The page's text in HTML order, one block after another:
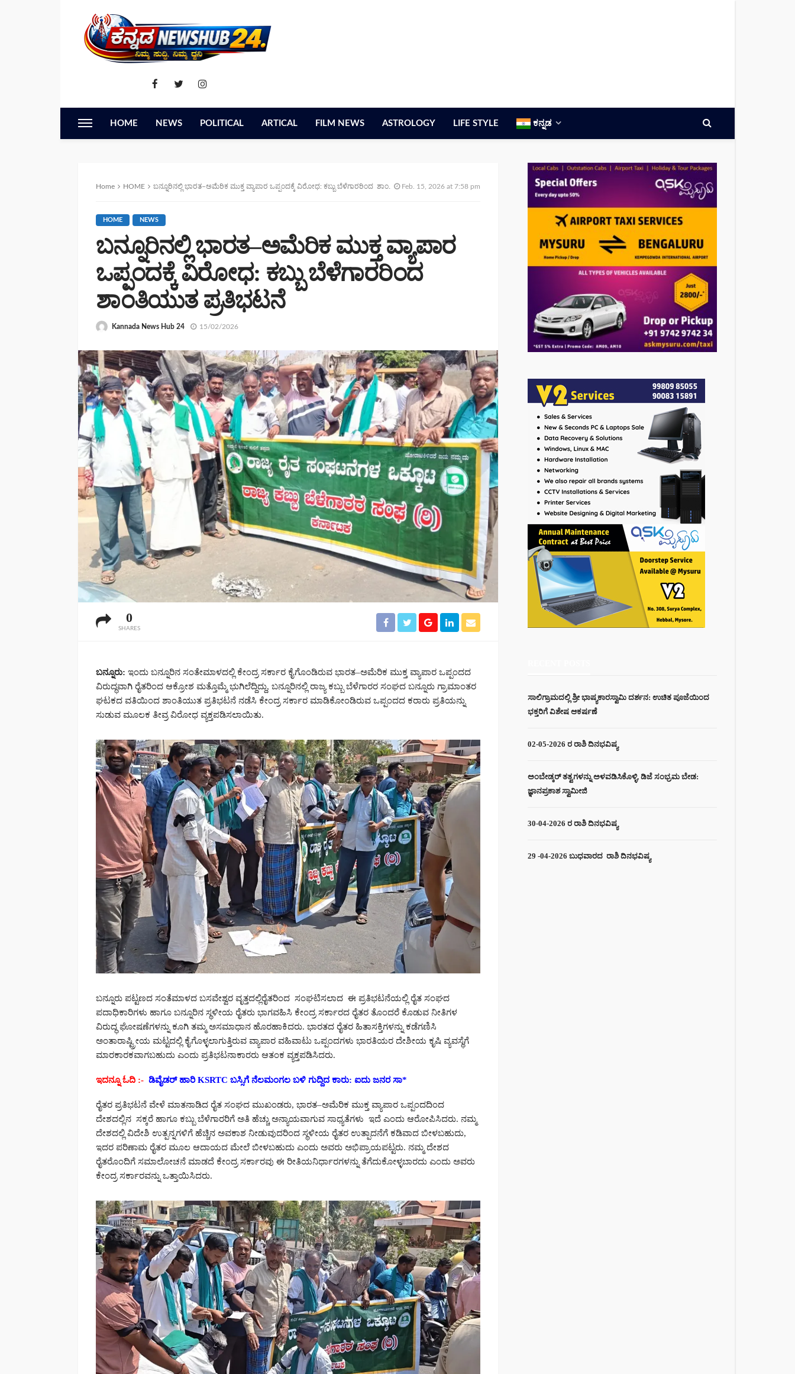
HOME NEWS POLITICAL ARTICAL FILM NEWS ASTROLOGY LIFE STYLE ಕನ್ನಡ
Home HOME ಬನ್ನೂರಿನಲ್ಲಿ ಭಾರತ–ಅಮೆರಿಕ ಮುಕ್ತ ವ್ಯಾಪಾರ ಒಪ್ಪಂದಕ್ಕೆ ವಿರೋಧ: ಕಬ್ಬು ಬೆಳೆಗಾರರಿಂದ ಶಾಂತಿಯುತ ಪ್ರತಿಭಟನೆ Feb. 15, 2026 at 7:58 pm
HOME NEWS
ಬನ್ನೂರಿನಲ್ಲಿ ಭಾರತ–ಅಮೆರಿಕ ಮುಕ್ತ ವ್ಯಾಪಾರ
ಒಪ್ಪಂದಕ್ಕೆ ವಿರೋಧ: ಕಬ್ಬು ಬೆಳೆಗಾರರಿಂದ
ಶಾಂತಿಯುತ ಪ್ರತಿಭಟನೆ
Kannada News Hub 24 15/02/2026
0
SHARES
ಬನ್ನೂರು: ಇಂದು ಬನ್ನೂರಿನ ಸಂತೇಮಾಳದಲ್ಲಿ ಕೇಂದ್ರ ಸರ್ಕಾರ ಕೈಗೊಂಡಿರುವ ಭಾರತ–ಅಮೆರಿಕ ಮುಕ್ತ ವ್ಯಾಪಾರ ಒಪ್ಪಂದದ
ವಿರುದ್ಧವಾಗಿ ರೈತರಿಂದ ಆಕ್ರೋಶ ಮತ್ತೊಮ್ಮೆ ಭುಗಿಲೆದ್ದಿದ್ದು, ಬನ್ನೂರಿನಲ್ಲಿ ರಾಜ್ಯ ಕಬ್ಬು ಬೆಳೆಗಾರರ ಸಂಘದ ಬನ್ನೂರು ಗ್ರಾಮಾಂತರ
ಘಟಕದ ವತಿಯಿಂದ ಶಾಂತಿಯುತ ಪ್ರತಿಭಟನೆ ನಡೆಸಿ ಕೇಂದ್ರ ಸರ್ಕಾರ ಮಾಡಿಕೋಂಡಿರುವ ಒಪ್ಪಂದದ ಕರಾರು ಪ್ರತಿಯನ್ನು
ಸುಡುವ ಮೂಲಕ ತೀವ್ರ ವಿರೋಧ ವ್ಯಕ್ತಪಡಿಸಲಾಯಿತು.
ಬನ್ನೂರು ಪಟ್ಟಣದ ಸಂತೆಮಾಳದ ಬಸವೇಶ್ವರ ವೃತ್ತದಲ್ಲಿರೈತರಿಂದ ಸಂಘಟಿಸಲಾದ ಈ ಪ್ರತಿಭಟನೆಯಲ್ಲಿ ರೈತ ಸಂಘದ
ಪದಾಧಿಕಾರಿಗಳು ಹಾಗೂ ಬನ್ನೂರಿನ ಸ್ಥಳೀಯ ರೈತರು ಭಾಗವಹಿಸಿ ಕೇಂದ್ರ ಸರ್ಕಾರದ ರೈತರ ತೊಂದರೆ ಕೊಡುವ ನೀತಿಗಳ
ವಿರುದ್ಧ ಘೋಷಣೆಗಳನ್ನು ಕೂಗಿ ತಮ್ಮ ಅಸಮಾಧಾನ ಹೊರಹಾಕಿದರು. ಭಾರತದ ರೈತರ ಹಿತಾಸಕ್ತಿಗಳನ್ನು ಕಡೆಗಣಿಸಿ
ಅಂತಾರಾಷ್ಟ್ರೀಯ ಮಟ್ಟದಲ್ಲಿ ಕೈಗೊಳ್ಳಲಾಗುತ್ತಿರುವ ವ್ಯಾಪಾರ ವಹಿವಾಟು ಒಪ್ಪಂದಗಳು ಭಾರತಿಯರ ದೇಶೀಯ ಕೃಷಿ ವ್ಯವಸ್ಥೆಗೆ
ಮಾರಕಾರಕವಾಗಬಹುದು ಎಂದು ಪ್ರತಿಭಟನಾಕಾರರು ಆತಂಕ ವ್ಯಕ್ತಪಡಿಸಿದರು.
ಇದನ್ನೂ ಓದಿ :- ಡಿವೈಡರ್ ಹಾರಿ KSRTC ಬಸ್ಸಿಗೆ ನೆಲಮಂಗಲ ಬಳಿ ಗುದ್ದಿದ ಕಾರು: ಐದು ಜನರ ಸಾ*
ರೈತರ ಪ್ರತಿಭಟನೆ ವೇಳೆ ಮಾತನಾಡಿದ ರೈತ ಸಂಘದ ಮುಖಂಡರು, ಭಾರತ–ಅಮೆರಿಕ ಮುಕ್ತ ವ್ಯಾಪಾರ ಒಪ್ಪಂದದಿಂದ
ದೇಶದಲ್ಲಿನ ಸಕ್ಕರೆ ಹಾಗೂ ಕಬ್ಬು ಬೆಳೆಗಾರರಿಗೆ ಅತಿ ಹೆಚ್ಚು ಅನ್ಯಾಯವಾಗುವ ಸಾಧ್ಯತೆಗಳು ಇದೆ ಎಂದು ಆರೋಪಿಸಿದರು. ನಮ್ಮ
ದೇಶದಲ್ಲಿ ವಿದೇಶಿ ಉತ್ಪನ್ನಗಳಿಗೆ ಹೆಚ್ಚಿನ ಅವಕಾಶ ನೀಡುವುದರಿಂದ ಸ್ಥಳೀಯ ರೈತರ ಉತ್ಪಾದನೆಗೆ ಕಡಿವಾದ ಬೀಳಬಹುದು,
ಇದರ ಪರಿಣಾಮ ರೈತರ ಮೂಲ ಆದಾಯದ ಮೇಲೆ ಬೀಳಬಹುದು ಎಂದು ಅವರು ಅಭಿಪ್ರಾಯಪಟ್ಟರು. ನಮ್ಮ ದೇಶದ
ರೈತರೊಂದಿಗೆ ಸಮಾಲೋಚನೆ ಮಾಡದೆ ಕೇಂದ್ರ ಸರ್ಕಾರವು ಈ ರೀತಿಯನಿರ್ಧಾರಗಳನ್ನು ತೆಗೆದುಕೋಳ್ಳಬಾರದು ಎಂದು ಅವರು
ಕೇಂದ್ರ ಸರ್ಕಾರವನ್ನು ಒತ್ತಾಯಿಸಿದರು.
ಸಾಲಿಗ್ರಾಮದಲ್ಲಿ ಶ್ರೀ ಭಾಷ್ಯಕಾರಸ್ವಾಮಿ ದರ್ಶನ: ಉಚಿತ ಪೂಜೆಯಿಂದ
ಭಕ್ತರಿಗೆ ವಿಶೇಷ ಆಕರ್ಷಣೆ
02-05-2026 ರ ರಾಶಿ ದಿನಭವಿಷ್ಯ
ಅಂಬೇಡ್ಕರ್ ತತ್ವಗಳನ್ನು ಅಳವಡಿಸಿಕೊಳ್ಳಿ, ಡಿಜೆ ಸಂಭ್ರಮ ಬೇಡ:
ಜ್ಞಾನಪ್ರಕಾಶ ಸ್ವಾಮೀಜಿ
30-04-2026 ರ ರಾಶಿ ದಿನಭವಿಷ್ಯ
29 -04-2026 ಬುಧವಾರದ ರಾಶಿ ದಿನಭವಿಷ್ಯ